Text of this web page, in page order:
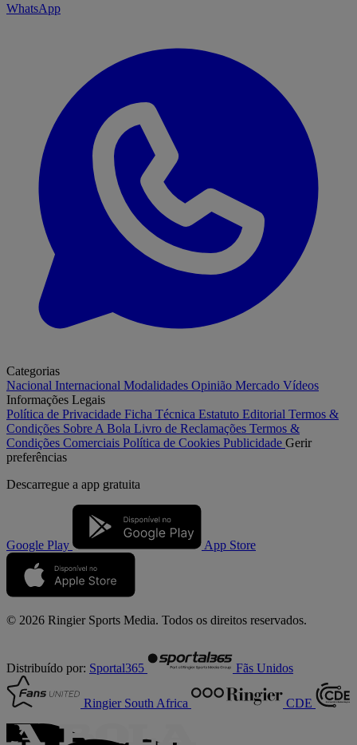
WhatsApp
Categorias
Nacional Internacional Modalidades Opinião Mercado Vídeos
Informações Legais
Política de Privacidade Ficha Técnica Estatuto Editorial Termos &
Condições Sobre A Bola Livro de Reclamações Termos &
Condições Comerciais Política de Cookies Publicidade Gerir
preferências
Descarregue a app gratuita
Google Play App Store
© 2026 Ringier Sports Media. Todos os direitos reservados.
Distribuído por: Sportal365 Fãs Unidos
Ringier South Africa CDE